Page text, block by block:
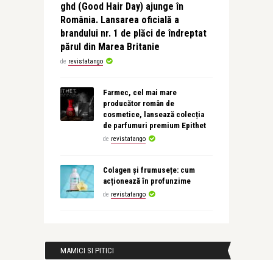
ghd (Good Hair Day) ajunge în
România. Lansarea oficială a
brandului nr. 1 de plăci de îndreptat
părul din Marea Britanie
de revistatango
Farmec, cel mai mare
producător român de
cosmetice, lansează colecția
de parfumuri premium Epithet
de revistatango
Colagen și frumusețe: cum
acționează în profunzime
de revistatango
MAMICI SI PITICI